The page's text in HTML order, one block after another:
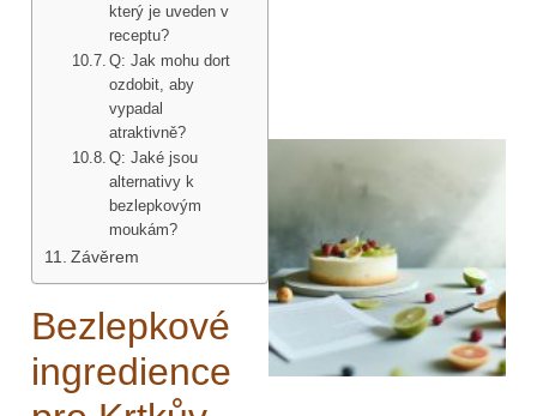
který je uveden v
receptu?
Q: Jak mohu dort
ozdobit, aby
vypadal
atraktivně?
Q: Jaké jsou
alternativy k
bezlepkovým
moukám?
Závěrem
Bezlepkové
ingredience